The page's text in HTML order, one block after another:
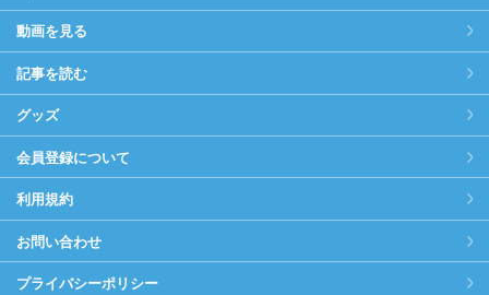
動画を見る
記事を読む
グッズ
会員登録について
利用規約
お問い合わせ
プライバシーポリシー